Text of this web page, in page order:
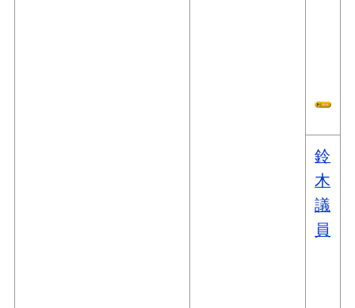
鈴
木
議
員